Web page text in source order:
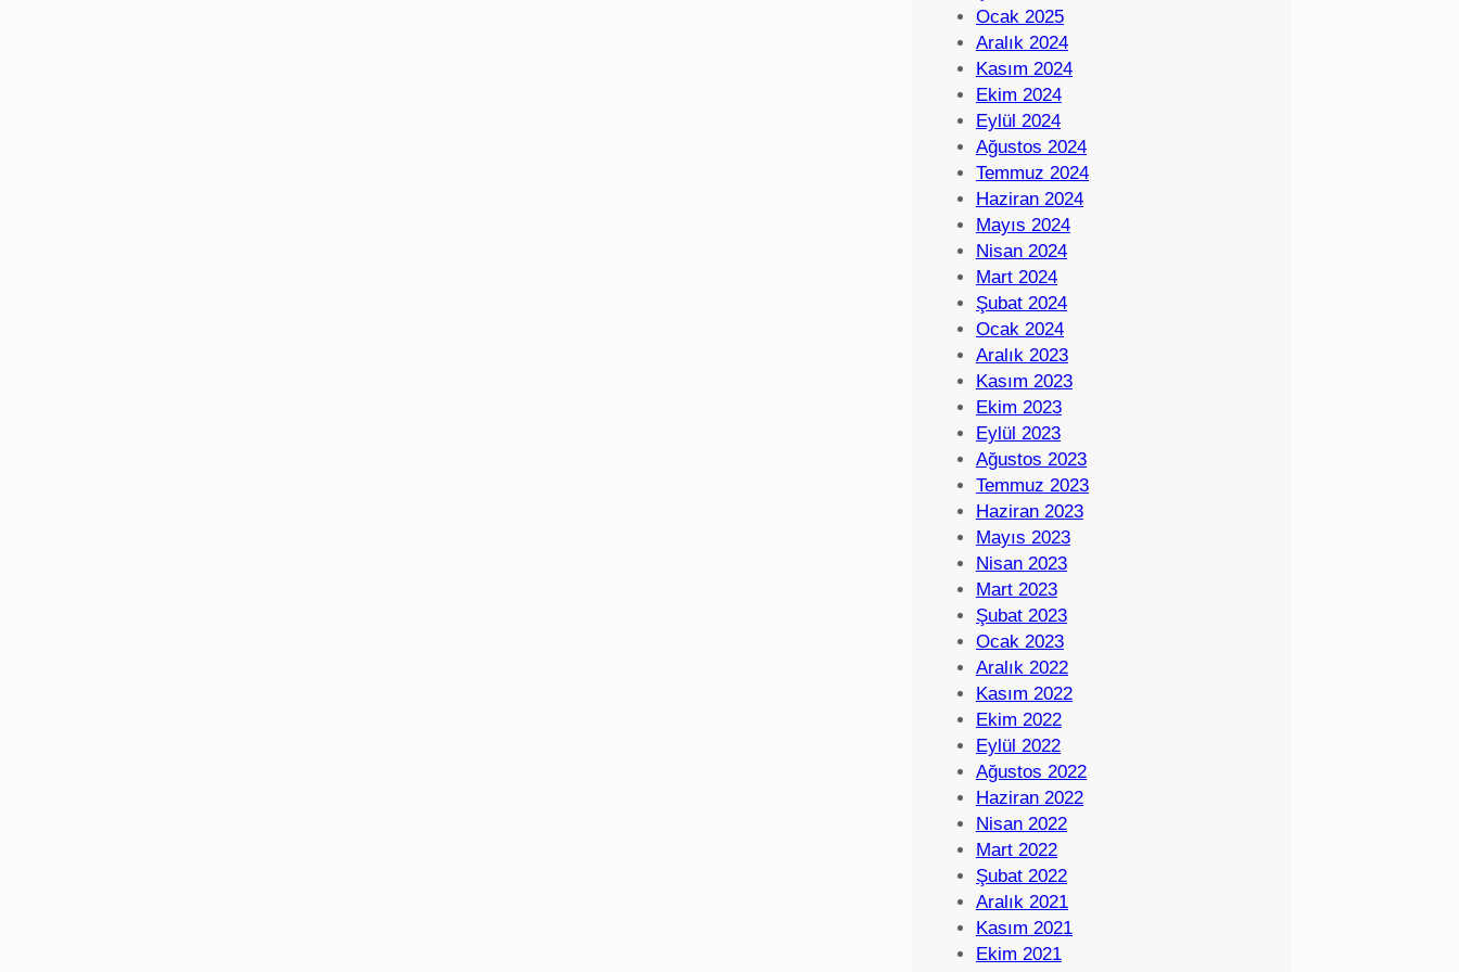
Ocak 2025
Aralık 2024
Kasım 2024
Ekim 2024
Eylül 2024
Ağustos 2024
Temmuz 2024
Haziran 2024
Mayıs 2024
Nisan 2024
Mart 2024
Şubat 2024
Ocak 2024
Aralık 2023
Kasım 2023
Ekim 2023
Eylül 2023
Ağustos 2023
Temmuz 2023
Haziran 2023
Mayıs 2023
Nisan 2023
Mart 2023
Şubat 2023
Ocak 2023
Aralık 2022
Kasım 2022
Ekim 2022
Eylül 2022
Ağustos 2022
Haziran 2022
Nisan 2022
Mart 2022
Şubat 2022
Aralık 2021
Kasım 2021
Ekim 2021